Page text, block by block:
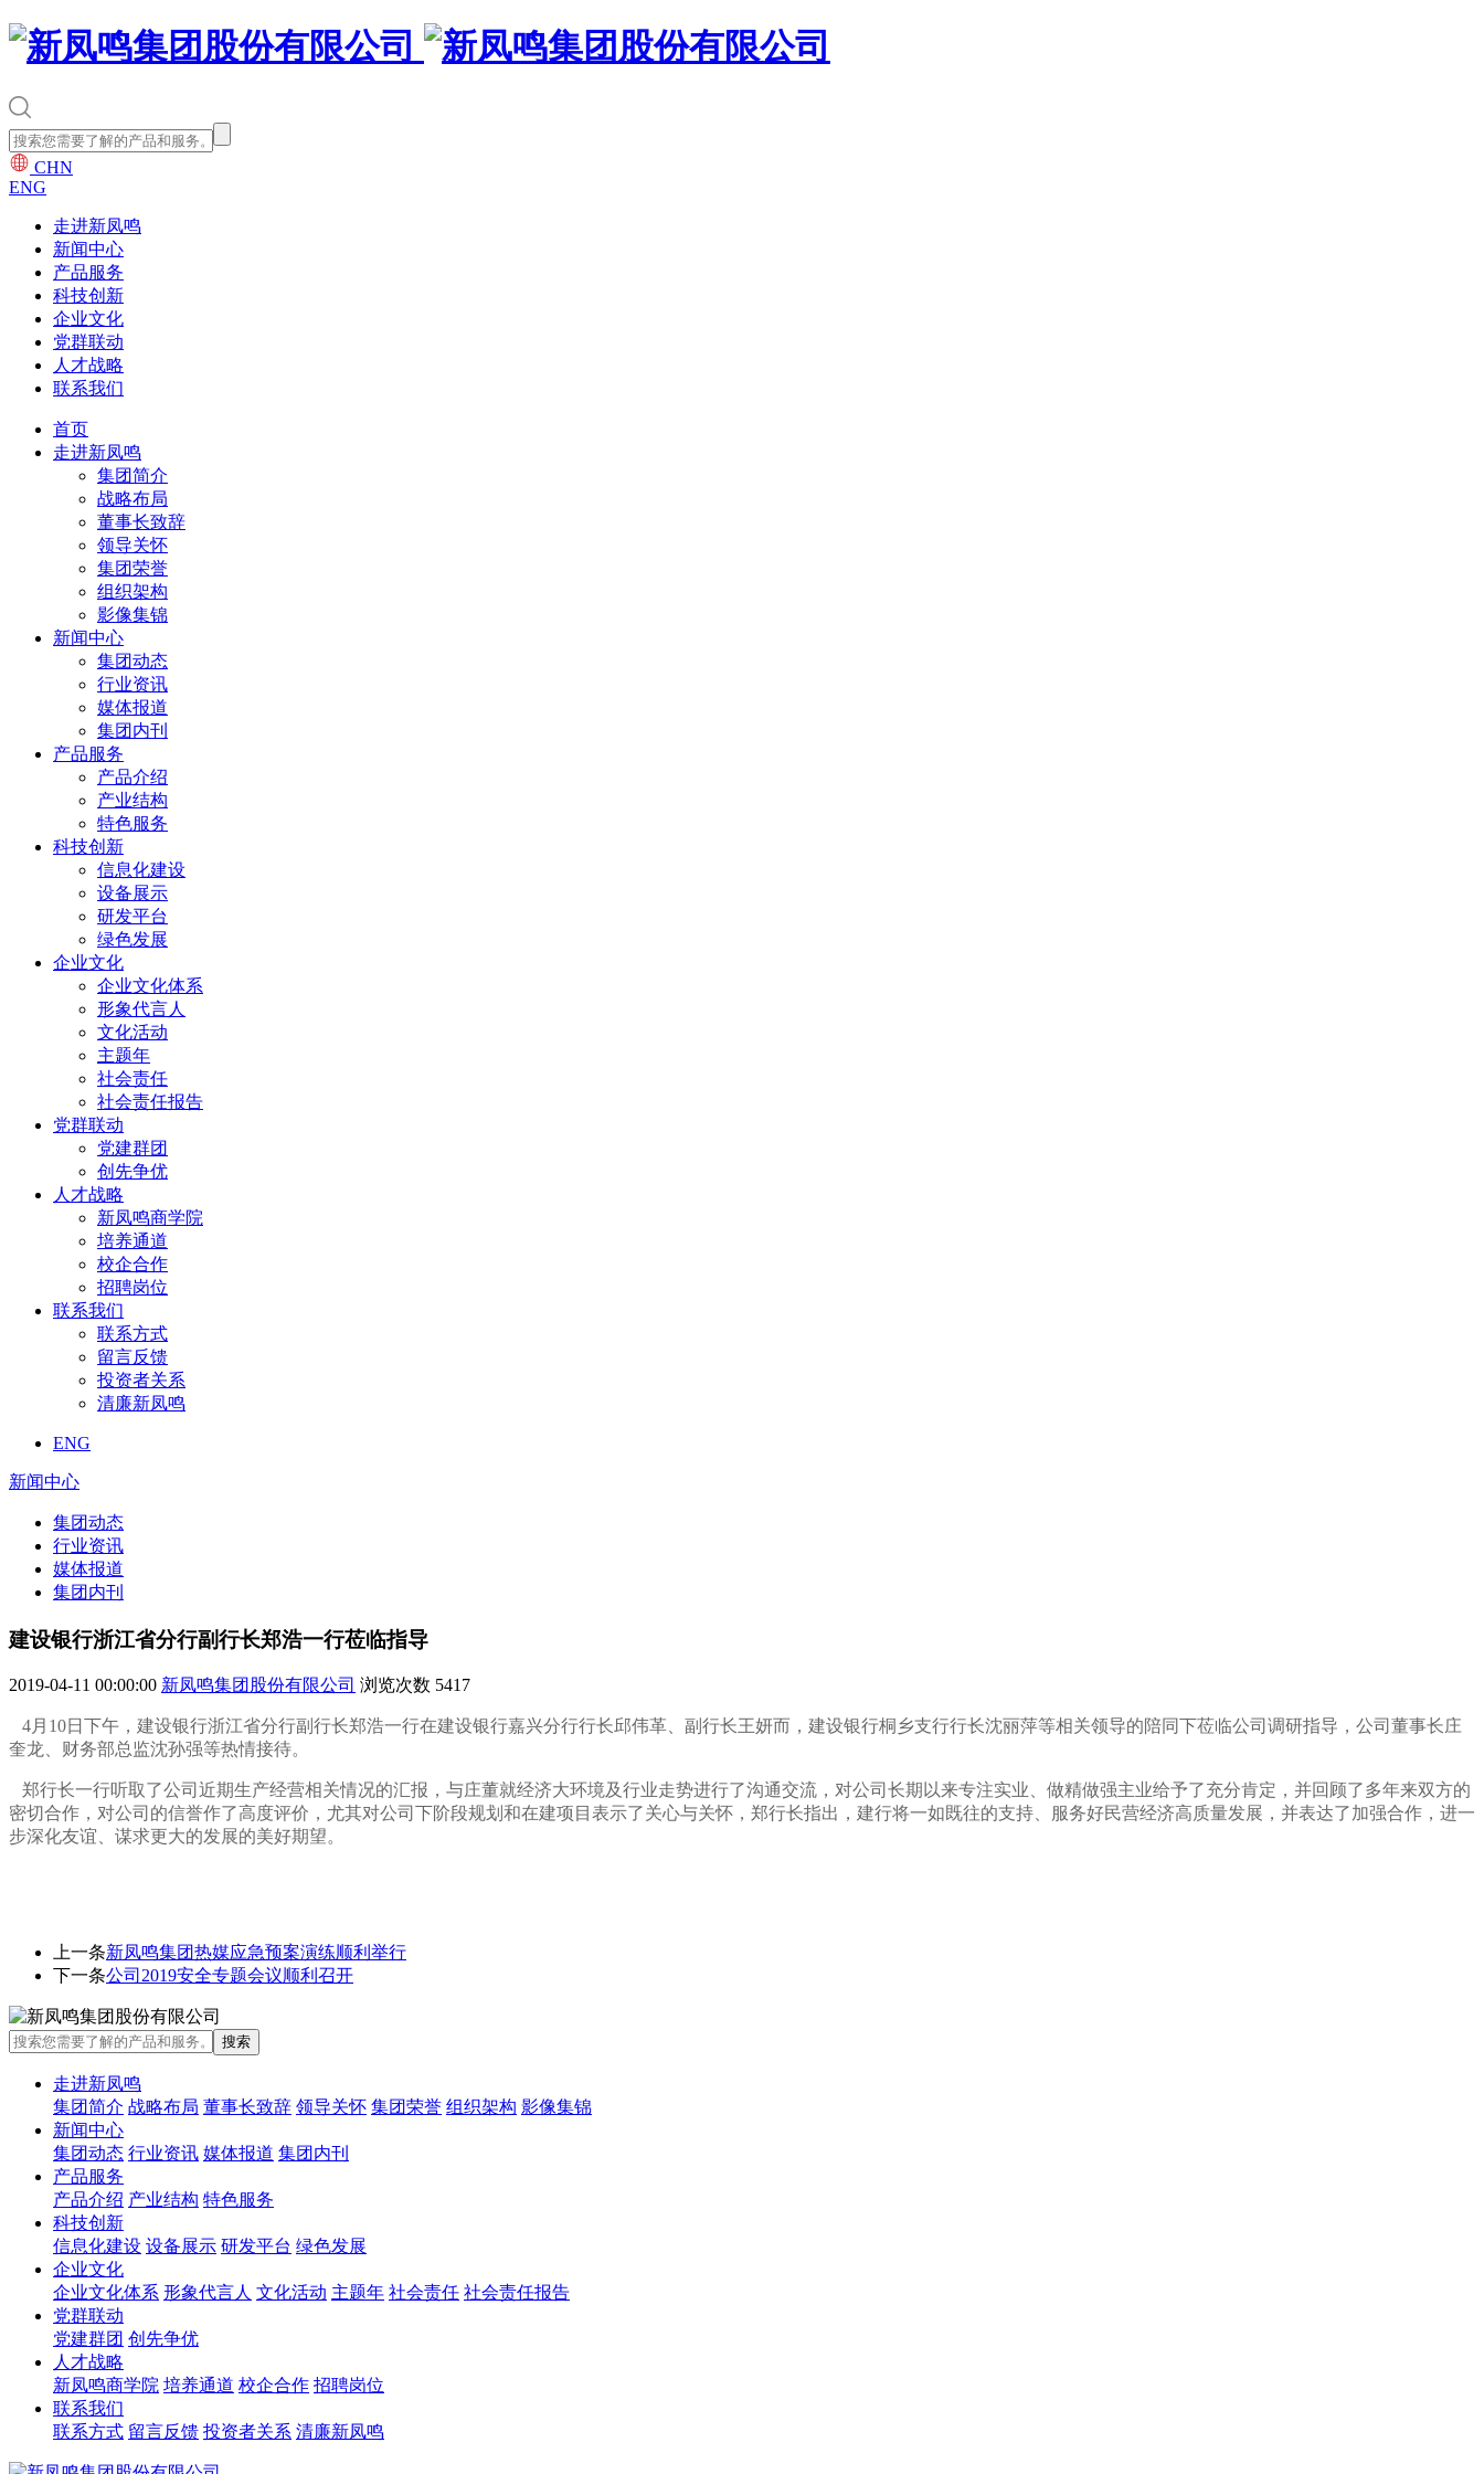
CHN
ENG
走进新凤鸣
新闻中心
产品服务
科技创新
企业文化
党群联动
人才战略
联系我们
首页
走进新凤鸣
集团简介
战略布局
董事长致辞
领导关怀
集团荣誉
组织架构
影像集锦
新闻中心
集团动态
行业资讯
媒体报道
集团内刊
产品服务
产品介绍
产业结构
特色服务
科技创新
信息化建设
设备展示
研发平台
绿色发展
企业文化
企业文化体系
形象代言人
文化活动
主题年
社会责任
社会责任报告
党群联动
党建群团
创先争优
人才战略
新凤鸣商学院
培养通道
校企合作
招聘岗位
联系我们
联系方式
留言反馈
投资者关系
清廉新凤鸣
ENG
新闻中心
集团动态
行业资讯
媒体报道
集团内刊
建设银行浙江省分行副行长郑浩一行莅临指导
2019-04-11 00:00:00 新凤鸣集团股份有限公司 浏览次数 5417
4月10日下午，建设银行浙江省分行副行长郑浩一行在建设银行嘉兴分行行长邱伟革、副行长王妍而，建设银行桐乡支行行长沈丽萍等相关领导的陪同下莅临公司调研指导，公司董事长庄
奎龙、财务部总监沈孙强等热情接待。
郑行长一行听取了公司近期生产经营相关情况的汇报，与庄董就经济大环境及行业走势进行了沟通交流，对公司长期以来专注实业、做精做强主业给予了充分肯定，并回顾了多年来双方的
密切合作，对公司的信誉作了高度评价，尤其对公司下阶段规划和在建项目表示了关心与关怀，郑行长指出，建行将一如既往的支持、服务好民营经济高质量发展，并表达了加强合作，进一
步深化友谊、谋求更大的发展的美好期望。
上一条新凤鸣集团热媒应急预案演练顺利举行
下一条公司2019安全专题会议顺利召开
走进新凤鸣
集团简介 战略布局 董事长致辞 领导关怀 集团荣誉 组织架构 影像集锦
新闻中心
集团动态 行业资讯 媒体报道 集团内刊
产品服务
产品介绍 产业结构 特色服务
科技创新
信息化建设 设备展示 研发平台 绿色发展
企业文化
企业文化体系 形象代言人 文化活动 主题年 社会责任 社会责任报告
党群联动
党建群团 创先争优
人才战略
新凤鸣商学院 培养通道 校企合作 招聘岗位
联系我们
联系方式 留言反馈 投资者关系 清廉新凤鸣